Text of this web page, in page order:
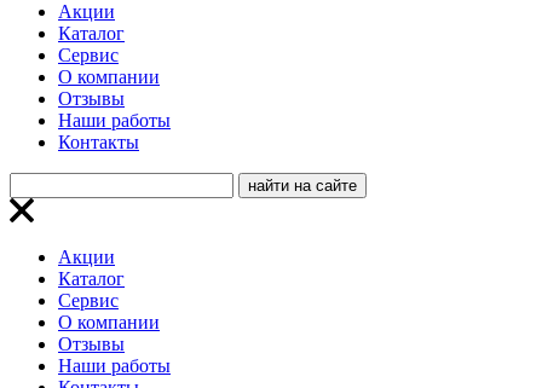
Акции
Каталог
Сервис
О компании
Отзывы
Наши работы
Контакты
Акции
Каталог
Сервис
О компании
Отзывы
Наши работы